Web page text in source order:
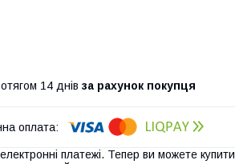
14 днів за рахунок покупця
платежі. Тепер ви можете купити